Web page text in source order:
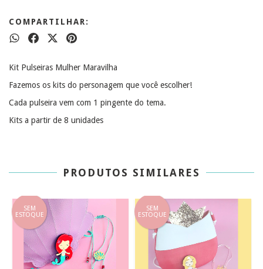
COMPARTILHAR:
Kit Pulseiras Mulher Maravilha
Fazemos os kits do personagem que você escolher!
Cada pulseira vem com 1 pingente do tema.
Kits a partir de 8 unidades
PRODUTOS SIMILARES
SEM
ESTOQUE
SEM
ESTOQUE